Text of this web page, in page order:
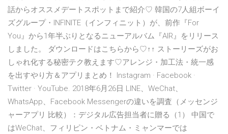
話からオススメデートスポットまで紹介♡ 韓国の7人組ボーイ
ズグループ・INFINITE（インフィニット）が、前作『For
You』から1年半ぶりとなるニューアルバム『AIR』をリリース
しました。 ダウンロードはこちらから♡↑↑ ストーリーズがお
しゃれ化する秘密テク教えます♡アレンジ・加工法・統一感
を出すやり方＆アプリまとめ！ Instagram · Facebook ·
Twitter · YouTube. 2018年6月26日 LINE、WeChat、
WhatsApp、Facebook Messengerの違いを調査（メッセンジ
ャーアプリ 比較）：デジタル広告担当者に贈る（1） 中国で
はWeChat、フィリピン・ベトナム・ミャンマーでは